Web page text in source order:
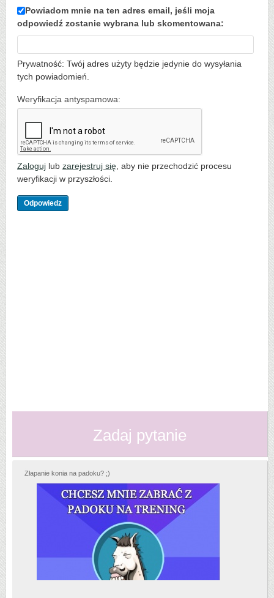
Powiadom mnie na ten adres email, jeśli moja
odpowiedź zostanie wybrana lub skomentowana:
Prywatność: Twój adres użyty będzie jedynie do wysyłania
tych powiadomień.
Weryfikacja antyspamowa:
Zaloguj lub zarejestruj się , aby nie przechodzić procesu
weryfikacji w przyszłości.
Zadaj pytanie
Złapanie konia na padoku? ;)